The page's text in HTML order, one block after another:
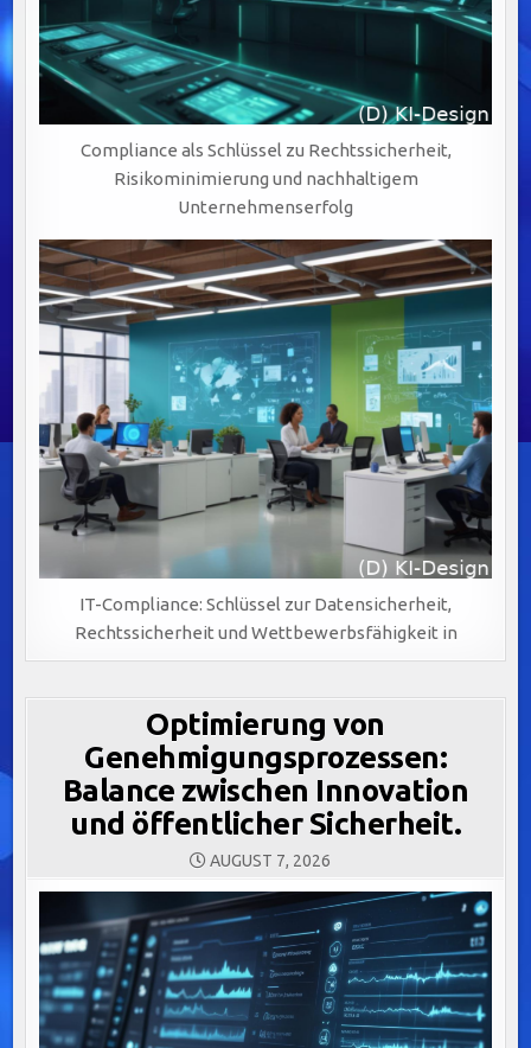
Compliance als Schlüssel zu Rechtssicherheit,
Risikominimierung und nachhaltigem
Unternehmenserfolg
IT-Compliance: Schlüssel zur Datensicherheit,
Rechtssicherheit und Wettbewerbsfähigkeit in
Optimierung von
Genehmigungsprozessen:
Balance zwischen Innovation
und öffentlicher Sicherheit.
AUGUST 7, 2026